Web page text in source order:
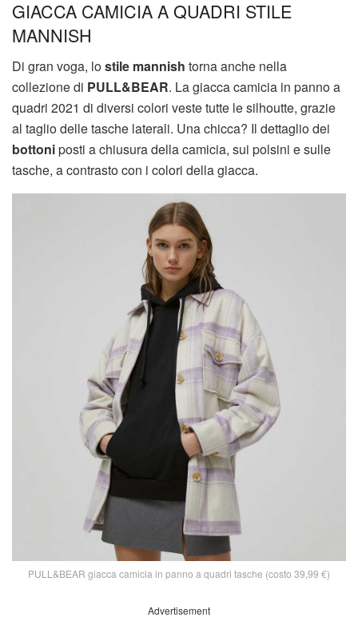
GIACCA CAMICIA A QUADRI STILE
MANNISH
Di gran voga, lostile mannish torna anche nella
collezione di PULL&BEAR. La giacca camicia in panno a
quadri 2021 di diversi colori veste tutte le silhoutte, grazie
al taglio delle tasche laterali. Una chicca? Il dettaglio dei
bottoniposti a chiusura della camicia, sui polsini e sulle
tasche, a contrasto con i colori della giacca.
PULL&BEAR giacca camicia in panno a quadri tasche (costo 39,99 €)
Advertisement